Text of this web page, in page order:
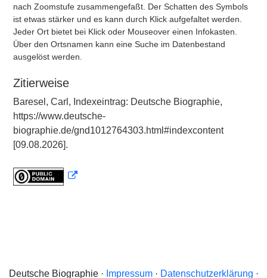
nach Zoomstufe zusammengefaßt. Der Schatten des Symbols
ist etwas stärker und es kann durch Klick aufgefaltet werden.
Jeder Ort bietet bei Klick oder Mouseover einen Infokasten.
Über den Ortsnamen kann eine Suche im Datenbestand
ausgelöst werden.
Zitierweise
Baresel, Carl, Indexeintrag: Deutsche Biographie,
https://www.deutsche-
biographie.de/gnd1012764303.html#indexcontent
[09.08.2026].
Deutsche Biographie · Impressum· Datenschutzerklärung ·